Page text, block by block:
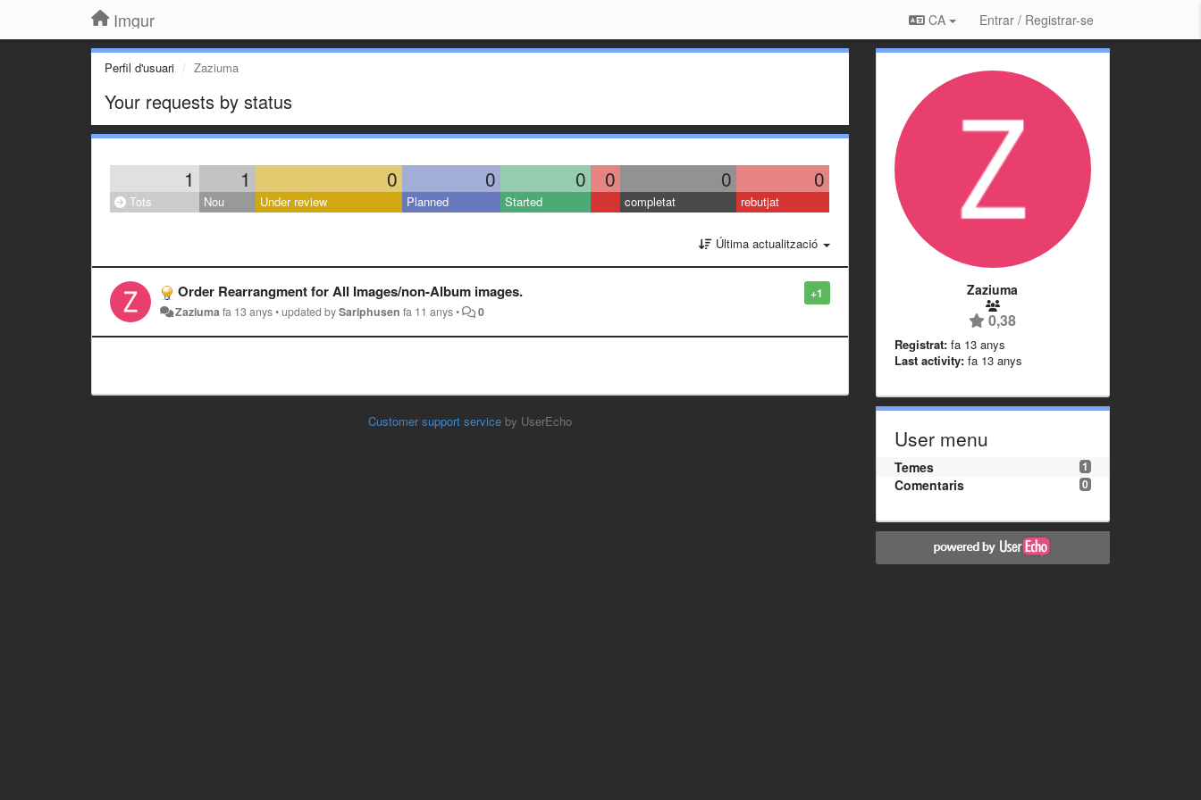
Imgur CA Entrar / Registrar-se
Perfil d'usuari Zaziuma
Your requests by status
1 1 0 0 0 0 0 0
Tots Nou Under review Planned Started completat rebutjat
Última actualització
+1
Order Rearrangment for All Images/non-Album images.
Zaziumafa 13 anys•updated bySariphusen fa 11 anys• 0
Customer support serviceby UserEcho
Zaziuma
0,38
Registrat: fa 13 anys
Last activity: fa 13 anys
User menu
1
Temes
0
Comentaris